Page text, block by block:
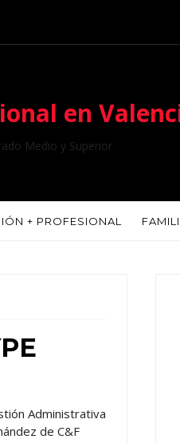
en
Medio y Superior
+ PROFESIONAL
Administrativa
de C&F